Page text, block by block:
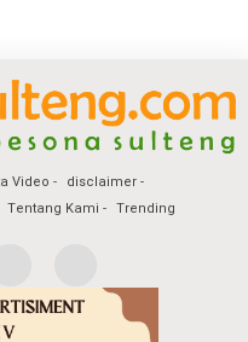
Video
disclaimer
Tentang Kami Trending
Sulteng